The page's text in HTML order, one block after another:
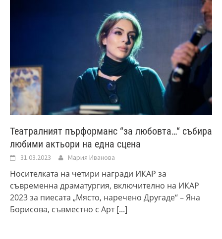
Театралният пърформанс “за любовта…“ събира
любими актьори на една сцена
31.03.2023 Мария Иванова
Носителката на четири награди ИКАР за
съвременна драматургия, включително на ИКАР
2023 за пиесата „Място, наречено Другаде“ – Яна
Борисова, съвместно с Арт[...]